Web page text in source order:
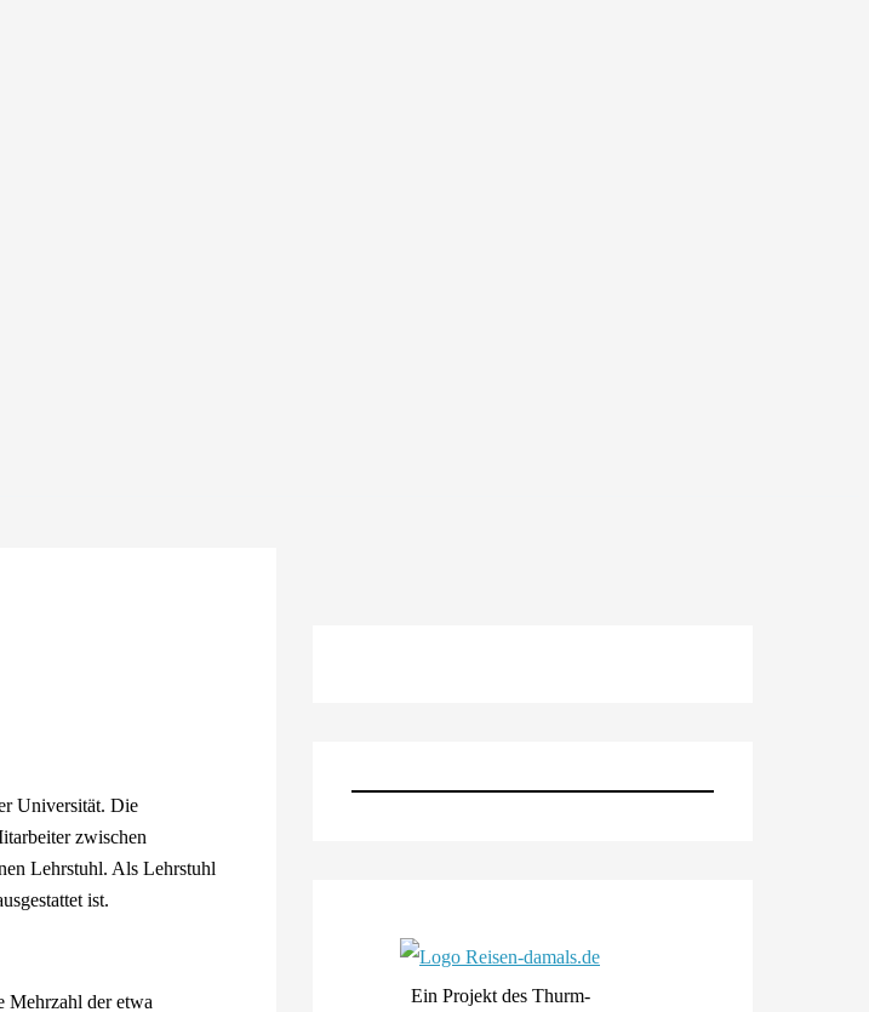
Universität. Die
zwischen
Lehrstuhl. Als Lehrstuhl
ist.
Mehrzahl der etwa
Ein Projekt des Thurm-